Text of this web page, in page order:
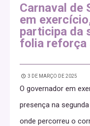
Carnaval de
em
participa da
folia reforça
3 DE MARÇO DE 2025
O governador em
presença na
onde percorreu o